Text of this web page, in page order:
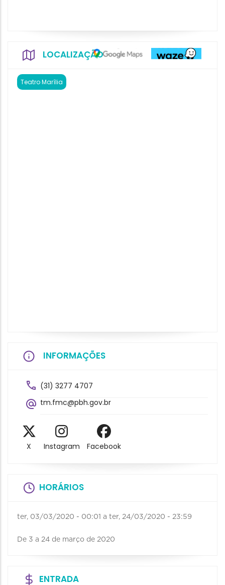
LOCALIZAÇÃO
Teatro Marília
INFORMAÇÕES
(31) 3277 4707
tm.fmc@pbh.gov.br
X Instagram Facebook
HORÁRIOS
ter, 03/03/2020 - 00:01 a ter, 24/03/2020 - 23:59
De 3 a 24 de março de 2020
ENTRADA